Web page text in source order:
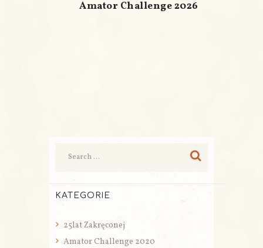
Amator Challenge 2026
KATEGORIE
25lat Zakręconej
Amator Challenge 2020